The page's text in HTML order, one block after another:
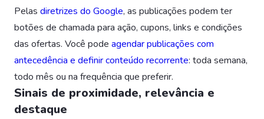
Pelas diretrizes do Google, as publicações podem ter
botões de chamada para ação, cupons, links e condições
das ofertas. Você pode agendar publicações com
antecedência e definir conteúdo recorrente: toda semana,
todo mês ou na frequência que preferir.
Sinais de proximidade, relevância e
destaque